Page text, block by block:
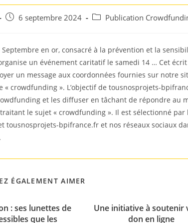
Post 6 septembre 2024
Post Publication
en or, consacré à la prévention et la
un événement caritatif le samedi 14 … Cet
un message aux coordonnées fournies sur notre
« crowdfunding ». L’objectif de tousnosprojets-
et les diffuser en tâchant de répondre au
le sujet « crowdfunding ». Il est sélectionné
tousnosprojets-bpifrance.fr et nos réseaux sociaux
ÉGALEMENT AIMER
: ses lunettes de
que les
Une initiative à soutenir
don en ligne